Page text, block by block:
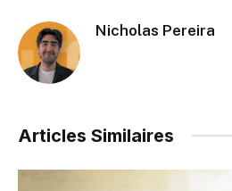
Nicholas Pereira
Articles Similaires